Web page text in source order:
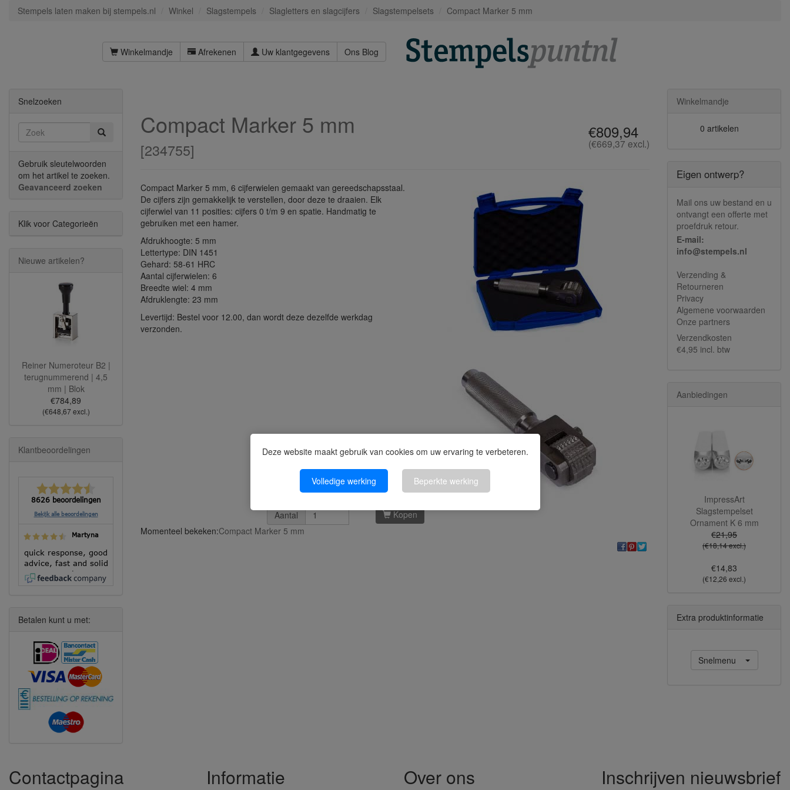
Deze website maakt gebruik van cookies om uw ervaring te verbeteren.
Volledige werking Beperkte werking
Stempels laten maken bij stempels.nl Winkel Slagstempels Slagletters en slagcijfers Slagstempelsets Compact Marker 5 mm
Winkelmandje Afrekenen Uw klantgegevens Ons Blog
€809,94
(€669,37 excl.)
Compact Marker 5 mm
[234755]
Compact Marker 5 mm, 6 cijferwielen gemaakt van gereedschapsstaal.
De cijfers zijn gemakkelijk te verstellen, door deze te draaien. Elk
cijferwiel van 11 posities: cijfers 0 t/m 9 en spatie. Handmatig te
gebruiken met een hamer.
Afdrukhoogte: 5 mm
Lettertype: DIN 1451
Gehard: 58-61 HRC
Aantal cijferwielen: 6
Breedte wiel: 4 mm
Afdruklengte: 23 mm
Levertijd: Bestel voor 12.00, dan wordt deze dezelfde werkdag
verzonden.
Aantal
Kopen
Momenteel bekeken:Compact Marker 5 mm
Snelzoeken
Gebruik sleutelwoorden
om het artikel te zoeken.
Geavanceerd zoeken
Klik voor Categorieën
Nieuwe artikelen?
Reiner Numeroteur B2 |
terugnummerend | 4,5
mm | Blok
€784,89
(€648,67 excl.)
Klantbeoordelingen
8626 beoordelingen
Bekijk alle beoordelingen
Martyna
quick response, good
advice, fast and solid
execution!
Betalen kunt u met:
Winkelmandje
0 artikelen
Eigen ontwerp?
Mail ons uw bestand en u
ontvangt een offerte met
proefdruk retour.
E-mail:
info@stempels.nl
Verzending &
Retourneren
Privacy
Algemene voorwaarden
Onze partners
Verzendkosten
€4,95 incl. btw
Aanbiedingen
ImpressArt
Slagstempelset
Ornament K 6 mm
€21,95
(€18,14 excl.)
€14,83
(€12,26 excl.)
Extra produktinformatie
Snelmenu
Contactpagina Informatie Over ons Inschrijven nieuwsbrief